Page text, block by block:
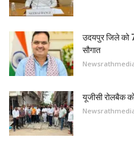
उदयपुर जिले को
सौगात
यूजीसी रोलबैक